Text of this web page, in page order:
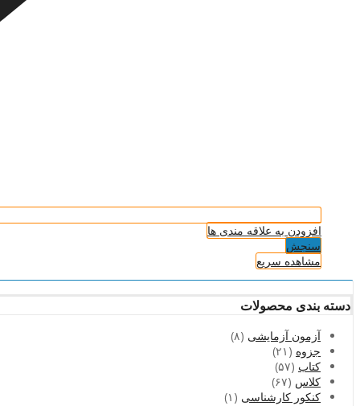
افزودن به علاقه مندی ها
سنجش
مشاهده سریع
دسته بندی محصولات
آزمون آزمایشی (۸)
جزوه (۲۱)
کتاب (۵۷)
کلاس (۶۷)
کنکور کارشناسی (۱)